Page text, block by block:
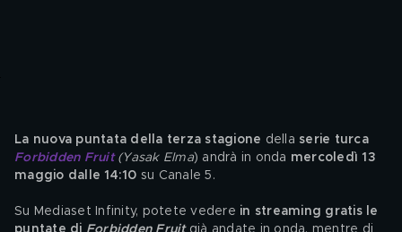
La nuova puntata della terza stagione della serie turca
Forbidden Fruit (Yasak Elma) andrà in onda mercoledì 13
maggio dalle 14:10 su Canale 5.
Su Mediaset Infinity, potete vedere in streaming gratis le
puntate di Forbidden Fruit già andate in onda, mentre di